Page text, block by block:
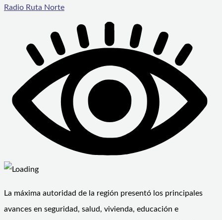
Radio Ruta Norte
La máxima autoridad de la región presentó los principales
avances en seguridad, salud, vivienda, educación e